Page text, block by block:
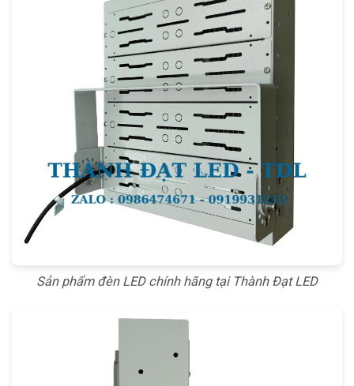
Sản phẩm đèn LED chính hãng tại Thành Đạt LED